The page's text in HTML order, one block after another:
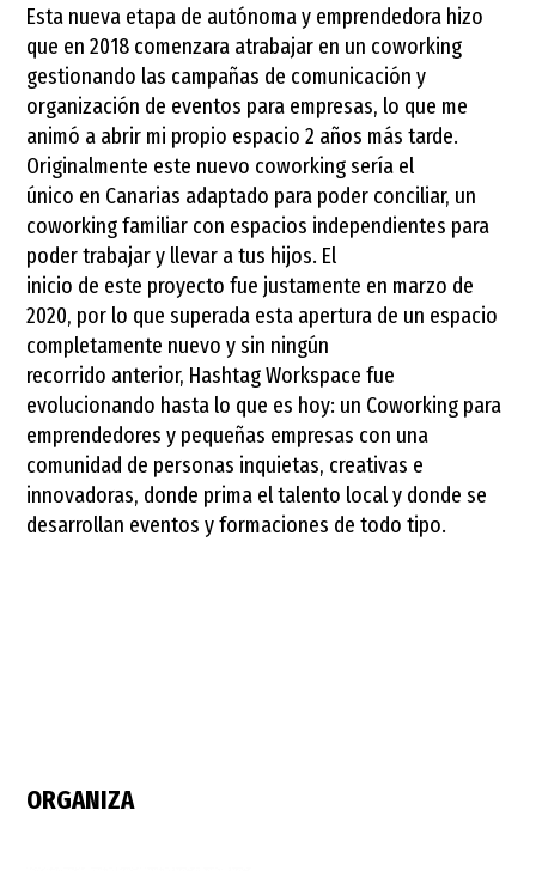
Esta nueva etapa de autónoma y emprendedora hizo
que en 2018 comenzara atrabajar en un coworking
gestionando las campañas de comunicación y
organización de eventos para empresas, lo que me
animó a abrir mi propio espacio 2 años más tarde.
Originalmente este nuevo coworking sería el
único en Canarias adaptado para poder conciliar, un
coworking familiar con espacios independientes para
poder trabajar y llevar a tus hijos. El
inicio de este proyecto fue justamente en marzo de
2020, por lo que superada esta apertura de un espacio
completamente nuevo y sin ningún
recorrido anterior, Hashtag Workspace fue
evolucionando hasta lo que es hoy: un Coworking para
emprendedores y pequeñas empresas con una
comunidad de personas inquietas, creativas e
innovadoras, donde prima el talento local y donde se
desarrollan eventos y formaciones de todo tipo.
ORGANIZA